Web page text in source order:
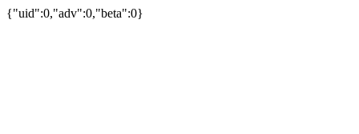
{"uid":0,"adv":0,"beta":0}